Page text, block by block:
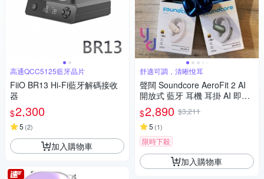
高通QCC5125藍牙晶片
FiiO BR13 Hi-Fi藍牙解碼接收
器
$2,300
5 (2)
加入購物車
舒適可調，清晰悅耳
聲闊 Soundcore AeroFit 2 AI
開放式 藍牙 耳機 耳掛 AI 即時
翻譯 IP55 公司貨 兩年保固
$2,890 $3,211
5 (1)
限時下殺
加入購物車